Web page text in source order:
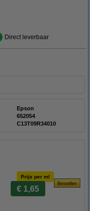
Direct leverbaar
Epson
652054
C13T09R34010
Prijs per ml
€ 1,65